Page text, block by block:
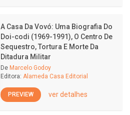
A Casa Da Vovó: Uma Biografia Do
Doi-codi (1969-1991), O Centro De
Sequestro, Tortura E Morte Da
Ditadura Militar
De Marcelo Godoy
Editora: Alameda Casa Editorial
PREVIEW ver detalhes